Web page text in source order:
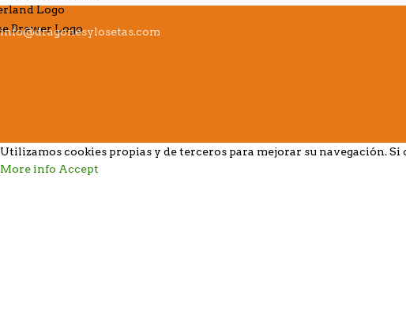
info@dragonesylosetas.com
Utilizamos cookies propias y de terceros para mejorar su navegación.
More info Accept